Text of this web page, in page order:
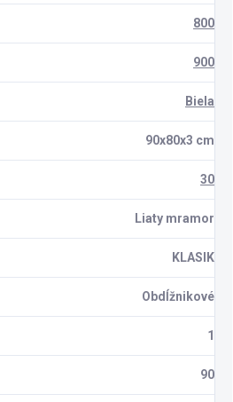
800
900
Biela
90x80x3 cm
30
Liaty mramor
KLASIK
Obdĺžnikové
1
90